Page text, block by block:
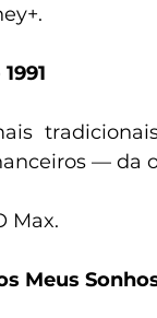
— da
Max.
Meus